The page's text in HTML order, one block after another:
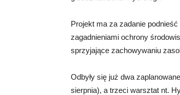
Projekt ma za zadanie
zagadnieniami ochrony
sprzyjające zachowywaniu
Odbyły się już dwa
sierpnia), a trzeci warsztat nt.